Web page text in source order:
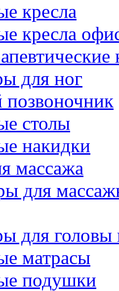
кресла
кресла
для ног
столы
накидки
массажа
для
для головы
матрасы
подушки